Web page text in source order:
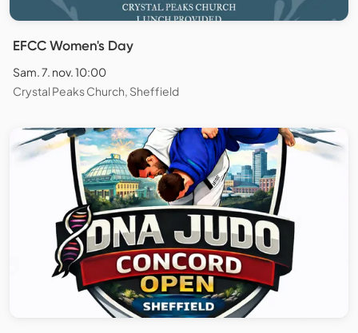
EFCC Women's Day
Sam. 7. nov. 10:00
Crystal Peaks Church, Sheffield